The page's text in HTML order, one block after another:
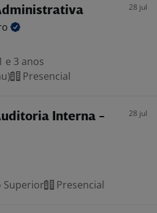
28 jul
e 3 anos
Presencial
Interna -
28 jul
Superior Presencial